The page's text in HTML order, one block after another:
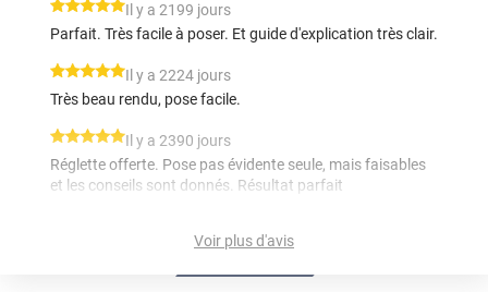
*****
Il y a 2199 jours
Parfait. Très facile à poser. Et guide d'explication très clair.
*****
Il y a 2224 jours
Très beau rendu, pose facile.
*****
Il y a 2390 jours
Réglette offerte. Pose pas évidente seule, mais faisables
et les conseils sont donnés. Résultat parfait
la découpe personnalisée et son prix très attractif et le
paiement en plusieurs fois
Voir plus d'avis